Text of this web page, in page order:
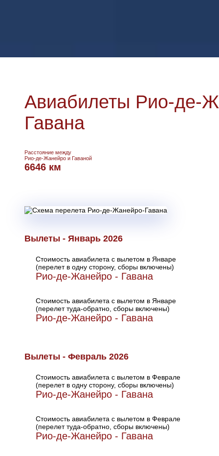
Авиабилеты Рио-де-
Гавана
Расстояние между
Рио-де-Жанейро и Гаваной
6646 км
Вылеты - Январь 2026
Стоимость авиабилета с вылетом в Январе
(перелет в одну сторону, сборы включены)
Рио-де-Жанейро - Гавана
Стоимость авиабилета с вылетом в Январе
(перелет туда-обратно, сборы включены)
Рио-де-Жанейро - Гавана
Вылеты - Февраль 2026
Стоимость авиабилета с вылетом в Феврале
(перелет в одну сторону, сборы включены)
Рио-де-Жанейро - Гавана
Стоимость авиабилета с вылетом в Феврале
(перелет туда-обратно, сборы включены)
Рио-де-Жанейро - Гавана